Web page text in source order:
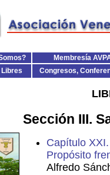
Membresía
Congresos,
Sección III.
Capítulo
Propósito
Alfredo